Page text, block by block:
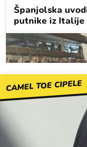
CAMEL TOE CIPELE